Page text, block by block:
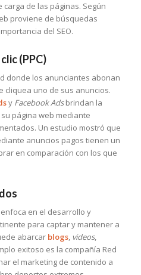
de las páginas. Según
proviene de búsquedas
del SEO.
(PPC)
donde los anunciantes abonan
cliquea uno de sus anuncios.
y Facebook Adsbrindan la
página web mediante
Un estudio mostró que
anuncios pagos tienen un
en comparación con los que
en el desarrollo y
para captar y mantener a
abarcar blogs, videos,
exitoso es la compañía Red
el marketing de contenido a